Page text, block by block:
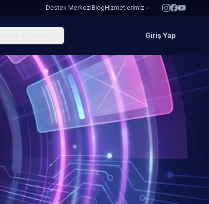
Destek MerkeziBlogHizmetlerimiz
Giriş Yap